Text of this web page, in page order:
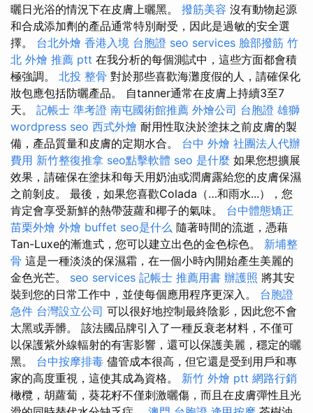
曬日光浴的情況下在皮膚上曬黑。 撥筋美容 沒有動物起源
和合成添加劑的產品通常特別耐受，因此是過敏的安全選
擇。 台北外燴 香港入境 台胞證 seo services 臉部撥筋 竹
北 外燴 推薦 ptt 在我分析的每個測試中，這些方面都會積
極強調。 北投 整骨 對於那些喜歡海灘度假的人，請確保化
妝包應包括防曬產品。 自tanner通常在皮膚上持續3至7
天。 記帳士 準考證 南屯國術館推薦 外燴公司 台胞證 雄獅
wordpress seo 西式外燴 耐用性取決於塗抹之前皮膚的製
備，產品質量和皮膚的定期水合。 台中 外燴 社團法人代辦
費用 新竹整復推拿 seo點擊軟體 seo 是什麼 如果您想擴展
效果，請確保在塗抹和每天用奶油或潤膚露給您的皮膚保濕
之前剝皮。 最後，如果您喜歡Colada（…和雨水...），您
肯定會享受新鮮的熱帶菠蘿和椰子的氣味。 台中體態矯正
苗栗外燴 外燴 buffet seo是什么 隨著時間的流逝，憑藉
Tan-Luxe的漸進式，您可以建立出色的金色棕色。 新埔整
骨 這是一種淡淡的保濕霜，在一個小時內開始產生美麗的
金色光芒。 seo services 記帳士 推薦用書 辦護照 將其安
裝到您的日常工作中，並使每個應用程序更深入。 台胞證
急件 台灣設立公司 可以很好地控制最終陰影，因此您不會
太黑或弄髒。 該法國品牌引入了一種反衰老材料，不僅可
以保護紫外線輻射的有害影響，還可以保護美麗，穩定的曬
黑。 台中按摩排毒 儘管成本很高，但它還是受到用戶和專
家的高度重視，這使其成為資格。 新竹 外燴 ptt 網路行銷
橄欖，胡蘿蔔，葵花籽不僅刺激曬傷，而且在皮膚彈性且光